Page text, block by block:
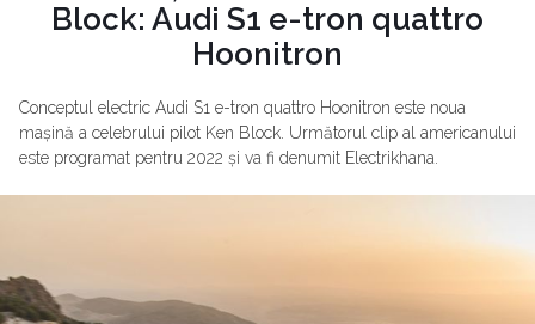
Block: Audi S1 e-tron quattro
Hoonitron
Conceptul electric Audi S1 e-tron quattro Hoonitron este noua
mașină a celebrului pilot Ken Block. Următorul clip al americanului
este programat pentru 2022 și va fi denumit Electrikhana.